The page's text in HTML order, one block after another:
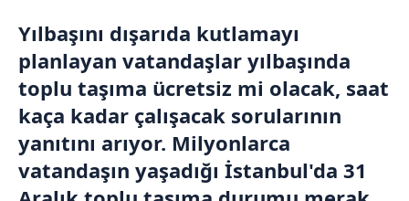
Yılbaşını dışarıda kutlamayı
planlayan vatandaşlar yılbaşında
toplu taşıma ücretsiz mi olacak, saat
kaça kadar çalışacak sorularının
yanıtını arıyor. Milyonlarca
vatandaşın yaşadığı İstanbul'da 31